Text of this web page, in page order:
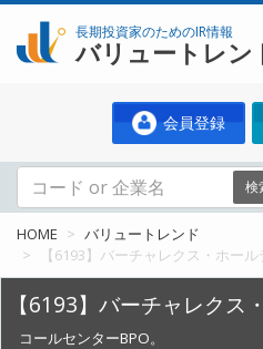
長期投資家のためのIR情報
バリュートレン
会員登録
検
HOME
バリュートレンド
【6193】バーチャレクス・ホー
【6193】バーチャレクス
コールセンターBPO。